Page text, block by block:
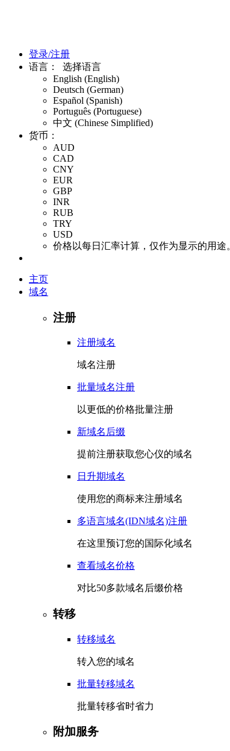
登录/注册
语言：
选择语言
English (English)
Deutsch (German)
Español (Spanish)
Português (Portuguese)
中文 (Chinese Simplified)
货币：
AUD
CAD
CNY
EUR
GBP
INR
RUB
TRY
USD
价格以每日汇率计算，仅作为显示的用途
主页
域名
注册
注册域名
域名注册
批量域名注册
以更低的价格批量注册
新域名后缀
提前注册获取您心仪的域名
日升期域名
使用您的商标来注册域名
多语言域名(IDN域名)注册
在这里预订您的国际化域名
查看域名价格
对比50多款域名后缀价格
转移
转移域名
转入您的域名
批量转移域名
批量转移省时省力
附加服务